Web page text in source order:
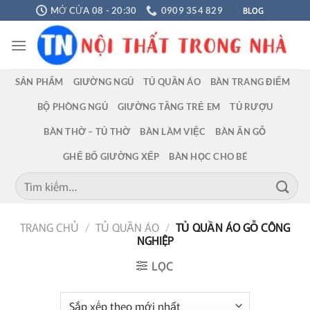
Chuyển
đến
nội
MỞ CỬA 08 - 20:30 0909 354 829 BLOG
SẢN PHẨM GIƯỜNG NGỦ TỦ QUẦN ÁO BÀN TRANG ĐIỂM
BỘ PHÒNG NGỦ GIƯỜNG TẦNG TRẺ EM TỦ RƯỢU
BÀN THỜ – TỦ THỜ BÀN LÀM VIỆC BÀN ĂN GỖ
GHẾ BỐ GIƯỜNG XẾP BÀN HỌC CHO BÉ
Tìm
kiếm:
TRANG CHỦ / TỦ QUẦN ÁO / TỦ QUẦN ÁO GỖ CÔNG
NGHIỆP
LỌC